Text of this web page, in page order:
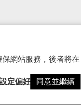
網站服務，後者將在
設定偏好
同意並繼續